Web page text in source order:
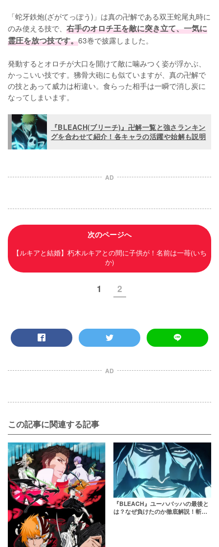
「蛇牙鉄炮(ざがてっぽう)」は真の卍解である双王蛇尾丸時に
のみ使える技で、 右手のオロチ王を敵に突き立て、一気に
霊圧を放つ技です。63巻で披露しました。
発動するとオロチが大口を開けて敵に噛みつく姿が浮かぶ、
かっこいい技です。狒骨大砲にも似ていますが、真の卍解で
の技とあって威力は桁違い。食らった相手は一瞬で消し炭に
なってしまいます。
『BLEACH(ブリーチ)』卍解一覧と強さランキン
グを合わせて紹介！各キャラの活躍や始解も説明
AD
次のページへ
【ルキアと結婚】朽木ルキアとの間に子供が！名前は一苺(いち
か)
1 2
AD
この記事に関連する記事
『BLEACH』ユーハバッハの最後と
は？なぜ負けたのか徹底解説！斬月